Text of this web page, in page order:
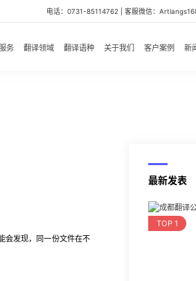
电话：0731-85114762 | 客服微信：
务 翻译领域 翻译语种 关于我们 客户案例 新
会发现，同一份文件在不
最新发表
TOP 1